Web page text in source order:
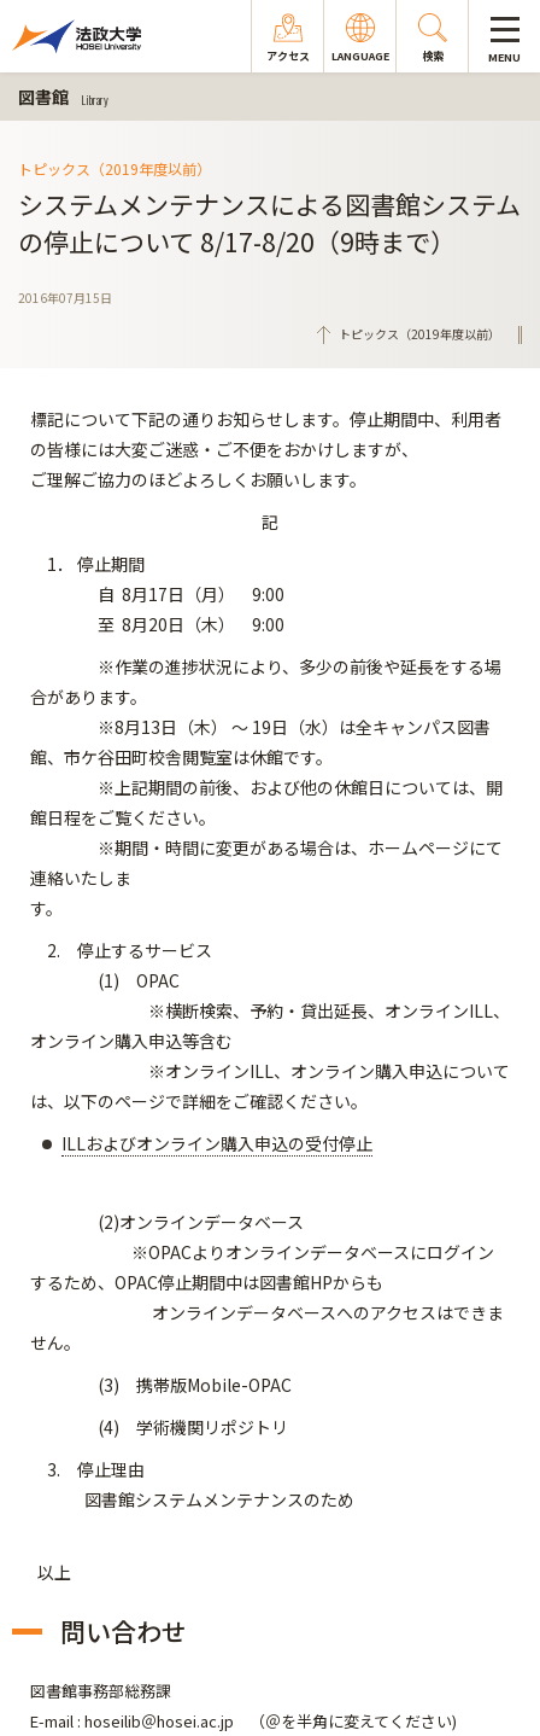
アクセス LANGUAGE 検索 MENU
図書館 Library
トピックス（2019年度以前）
システムメンテナンスによる図書館システム
の停止について 8/17-8/20（9時まで）
2016年07月15日
トピックス（2019年度以前）
標記について下記の通りお知らせします。停止期間中、利用者
の皆様には大変ご迷惑・ご不便をおかけしますが、
ご理解ご協力のほどよろしくお願いします。
記
1． 停止期間
自 8月17日（月） 9:00
至 8月20日（木） 9:00
※作業の進捗状況により、多少の前後や延長をする場
合があります。
※8月13日（木） ～ 19日（水）は全キャンパス図書
館、市ケ谷田町校舎閲覧室は休館です。
※上記期間の前後、および他の休館日については、開
館日程をご覧ください。
※期間・時間に変更がある場合は、ホームページにて
連絡いたしま
す
2. 停止するサービス
(1) OPAC
※横断検索、予約・貸出延長、オンラインILL、
オンライン購入申込等含む
※オンラインILL、オンライン購入申込について
は、以下のページで詳細をご確認ください。
ILLおよびオンライン購入申込の受付停止
(2)オンラインデータベース
※OPACよりオンラインデータベースにログイン
するため、OPAC停止期間中は図書館HPからも
オンラインデータベースへのアクセスはできま
せん。
(3) 携帯版Mobile-OPAC
(4) 学術機関リポジトリ
3. 停止理由
図書館システムメンテナンスのため
以上
問い合わせ
図書館事務部総務課
E-mail : hoseilib＠hosei.ac.jp （＠を半角に変えてください)